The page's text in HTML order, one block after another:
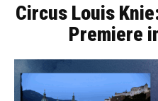
Circus Louis
Premiere